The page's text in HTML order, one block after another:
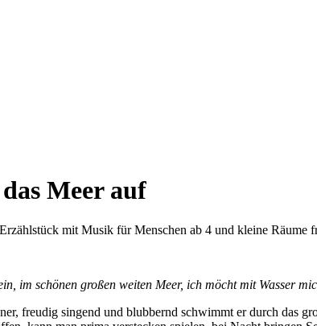
Meer auf
mit Musik für Menschen ab 4 und kleine Räume
im schönen großen weiten Meer, ich möcht mit Wasser
freudig singend und blubbernd schwimmt er durch das